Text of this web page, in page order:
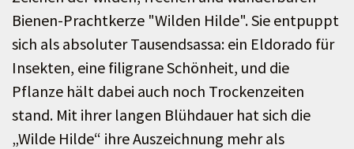
Bienen-Prachtkerze "Wilden Hilde". Sie entpuppt
sich als absoluter Tausendsassa: ein Eldorado für
Insekten, eine filigrane Schönheit, und die
Pflanze hält dabei auch noch Trockenzeiten
stand. Mit ihrer langen Blühdauer hat sich die
„Wilde Hilde“ ihre Auszeichnung mehr als